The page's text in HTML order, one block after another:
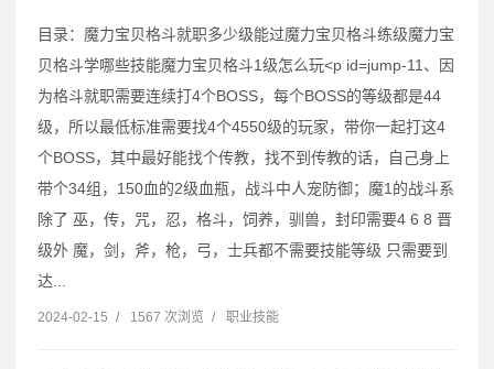
目录：魔力宝贝格斗就职多少级能过魔力宝贝格斗练级魔力宝
贝格斗学哪些技能魔力宝贝格斗1级怎么玩˂p id=jump-11、因
为格斗就职需要连续打4个BOSS，每个BOSS的等级都是44
级，所以最低标准需要找4个4550级的玩家，带你一起打这4
个BOSS，其中最好能找个传教，找不到传教的话，自己身上
带个34组，150血的2级血瓶，战斗中人宠防御；魔1的战斗系
除了 巫，传，咒，忍，格斗，饲养，驯兽，封印需要4 6 8 晋
级外 魔，剑，斧，枪，弓，士兵都不需要技能等级 只需要到
达...
2024-02-15 / 1567 次浏览 / 职业技能